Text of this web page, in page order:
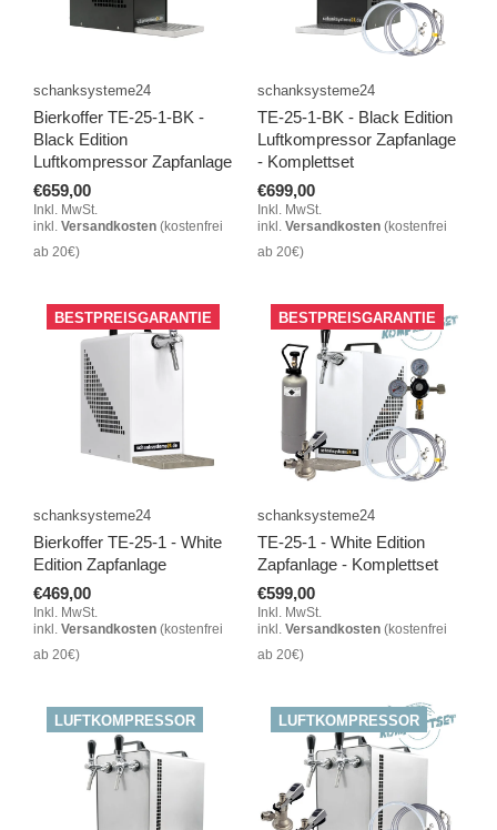
schanksysteme24
Bierkoffer TE-25-1-BK -
Black Edition
Luftkompressor Zapfanlage
€659,00
Inkl. MwSt.
inkl. Versandkosten (kostenfrei
ab 20€)
schanksysteme24
TE-25-1-BK - Black Edition
Luftkompressor Zapfanlage
- Komplettset
€699,00
Inkl. MwSt.
inkl. Versandkosten(kostenfrei
ab 20€)
BESTPREISGARANTIE
schanksysteme24
Bierkoffer TE-25-1 - White
Edition Zapfanlage
€469,00
Inkl. MwSt.
inkl. Versandkosten (kostenfrei
ab 20€)
BESTPREISGARANTIE
schanksysteme24
TE-25-1 - White Edition
Zapfanlage - Komplettset
€599,00
Inkl. MwSt.
inkl. Versandkosten(kostenfrei
ab 20€)
LUFTKOMPRESSOR LUFTKOMPRESSOR